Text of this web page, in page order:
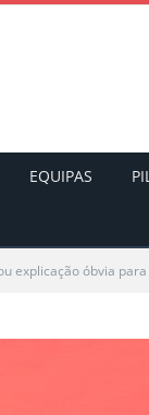
EQUIPAS
explicação óbvia